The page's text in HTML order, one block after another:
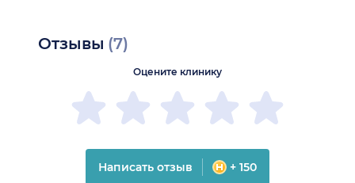
Отзывы (7)
Оцените клинику
Написать отзыв + 150